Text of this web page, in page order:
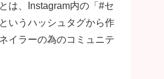
は、Instagram内の「#セ
いうハッシュタグから作
イラーの為のコミュニテ